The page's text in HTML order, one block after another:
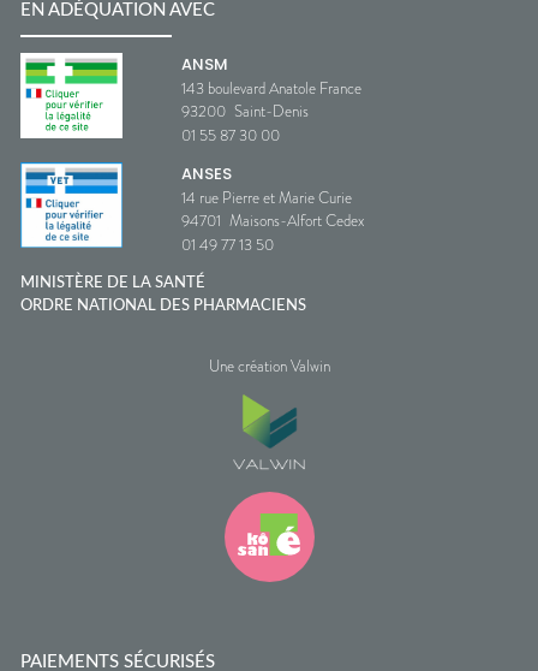
EN ADÉQUATION AVEC
ANSM
143 boulevard Anatole France
93200 Saint-Denis
01 55 87 30 00
ANSES
14 rue Pierre et Marie Curie
94701 Maisons-Alfort Cedex
01 49 77 13 50
MINISTÈRE DE LA SANTÉ
ORDRE NATIONAL DES PHARMACIENS
Une création Valwin
PAIEMENTS SÉCURISÉS